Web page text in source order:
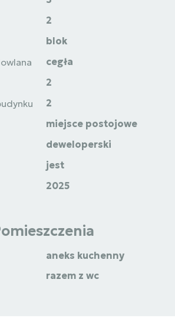
2
blok
cegła
2
2
miejsce postojowe
deweloperski
jest
2025
aneks kuchenny
razem z wc